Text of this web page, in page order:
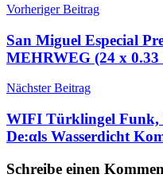
Beitragsnavigation
Vorheriger Beitrag
San Miguel Especial
MEHRWEG (24 x
Nächster Beitrag
WIFI Türklingel Funk,
Dе:αls Wasserdicht
Schreibe einen